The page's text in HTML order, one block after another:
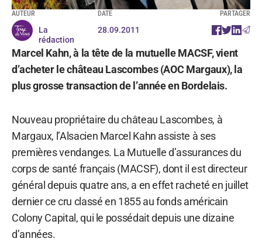
AUTEUR
La
rédaction
DATE
28.09.2011
PARTAGER
Marcel Kahn, à la tête de la mutuelle MACSF, vient
d’acheter le château Lascombes (AOC Margaux), la
plus grosse transaction de l’année en Bordelais.
Nouveau propriétaire du château Lascombes, à
Margaux, l’Alsacien Marcel Kahn assiste à ses
premières vendanges. La Mutuelle d’assurances du
corps de santé français (MACSF), dont il est directeur
général depuis quatre ans, a en effet racheté en juillet
dernier ce cru classé en 1855 au fonds américain
Colony Capital, qui le possédait depuis une dizaine
d’années.